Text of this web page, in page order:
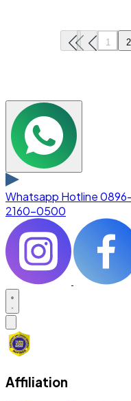
1 2
Whatsapp Hotline
2160–0500
Affiliation